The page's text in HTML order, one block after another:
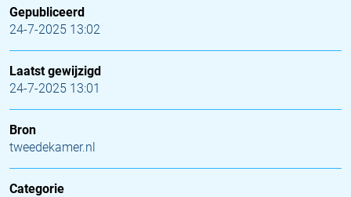
Gepubliceerd
24-7-2025 13:02
Laatst gewijzigd
24-7-2025 13:01
Bron
tweedekamer.nl
Categorie